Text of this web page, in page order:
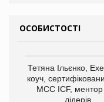
ОСОБИСТОСТІ
Тетяна Ільєнко,
коуч,
МСС ICF, ментор
лідерів